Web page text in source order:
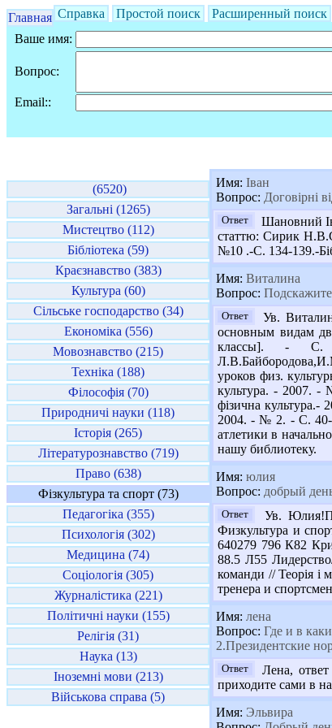
Главная Справка Простой поиск Расширенный поиск
Ваше имя:
Вопрос:
Email::
(6520)
Загальні (1265)
Мистецтво (112)
Бібліотека (59)
Краєзнавство (383)
Культура (60)
Сільське господарство (34)
Економіка (556)
Мовознавство (215)
Техніка (188)
Філософія (70)
Природничі науки (118)
Історія (265)
Літературознавство (719)
Право (638)
Фізкультура та спорт (73)
Педагогіка (355)
Психологія (302)
Медицина (74)
Соціологія (305)
Журналістика (221)
Політичні науки (155)
Релігія (31)
Наука (13)
Іноземні мови (213)
Військова справа (5)
Имя: Іван
Вопрос: Договірні
Ответ
Шановний
статтю: Сирик
№10 .-С. 134-139.-
Имя: Виталина
Вопрос:
Ответ
Ув.
основным видам
классы]. - С.
уроков физ.
культура. - 2007. -
фізична
2004. - № 2. - С. 40-
атлетики в
нашу библиотеку.
Имя: юлия
Вопрос: добрый
Ответ
Ув.
Физкультура и
640279 796 К82
88.5 Л55
команди // Теорія і
тренера и
Имя: лена
Вопрос: Где и в
2.Президентские
Ответ
Лена,
приходите сами в
Имя: Эльвира